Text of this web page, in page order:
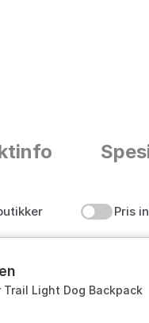
Pris
Light Dog Backpack